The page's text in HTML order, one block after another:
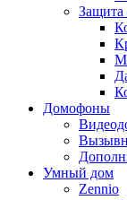
Защита
Домофоны
Умный дом
Zennio